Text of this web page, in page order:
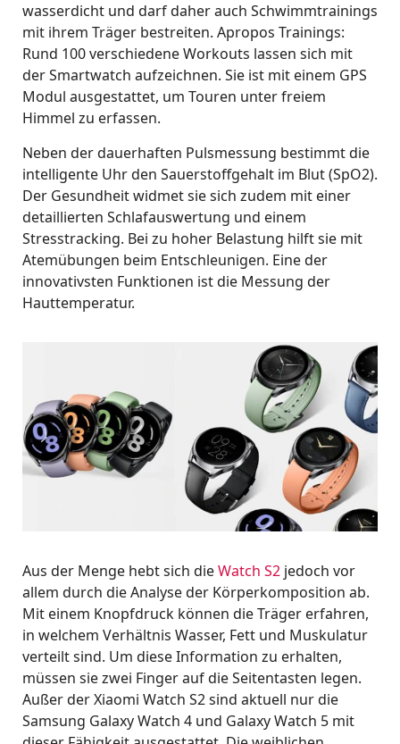
wasserdicht und darf daher auch Schwimmtrainings
mit ihrem Träger bestreiten. Apropos Trainings:
Rund 100 verschiedene Workouts lassen sich mit
der Smartwatch aufzeichnen. Sie ist mit einem GPS
Modul ausgestattet, um Touren unter freiem
Himmel zu erfassen.
Neben der dauerhaften Pulsmessung bestimmt die
intelligente Uhr den Sauerstoffgehalt im Blut (SpO2).
Der Gesundheit widmet sie sich zudem mit einer
detaillierten Schlafauswertung und einem
Stresstracking. Bei zu hoher Belastung hilft sie mit
Atemübungen beim Entschleunigen. Eine der
innovativsten Funktionen ist die Messung der
Hauttemperatur.
Aus der Menge hebt sich dieWatch S2 jedoch vor
allem durch die Analyse der Körperkomposition ab.
Mit einem Knopfdruck können die Träger erfahren,
in welchem Verhältnis Wasser, Fett und Muskulatur
verteilt sind. Um diese Information zu erhalten,
müssen sie zwei Finger auf die Seitentasten legen.
Außer der Xiaomi Watch S2 sind aktuell nur die
Samsung Galaxy Watch 4 und Galaxy Watch 5 mit